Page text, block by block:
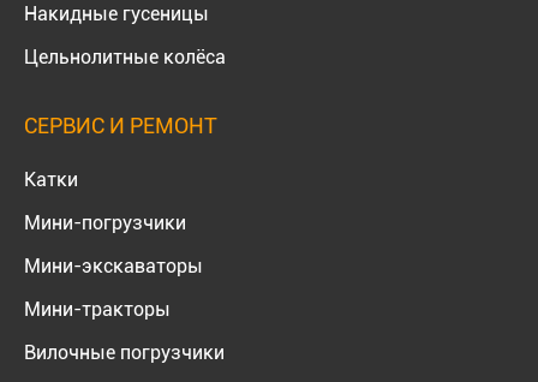
Накидные гусеницы
Цельнолитные колёса
СЕРВИС И РЕМОНТ
Катки
Мини-погрузчики
Мини-экскаваторы
Мини-тракторы
Вилочные погрузчики